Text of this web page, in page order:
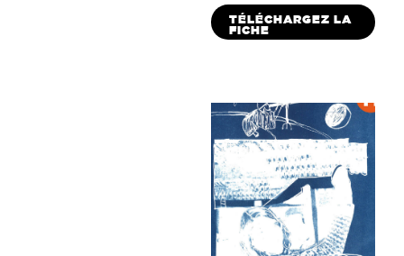
TÉLÉCHARGEZ LA
FICHE